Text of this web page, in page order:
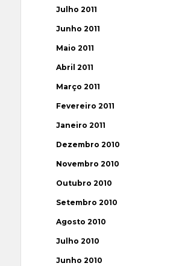
Julho 2011
Junho 2011
Maio 2011
Abril 2011
Março 2011
Fevereiro 2011
Janeiro 2011
Dezembro 2010
Novembro 2010
Outubro 2010
Setembro 2010
Agosto 2010
Julho 2010
Junho 2010